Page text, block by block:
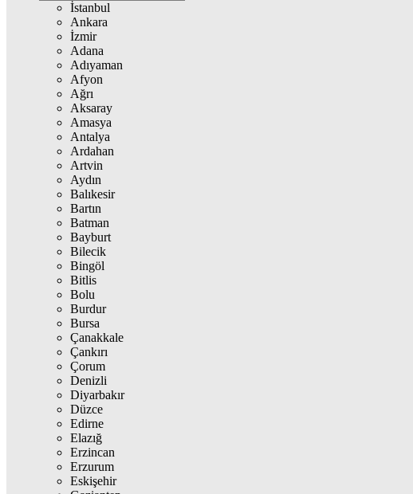
İstanbul
Ankara
İzmir
Adana
Adıyaman
Afyon
Ağrı
Aksaray
Amasya
Antalya
Ardahan
Artvin
Aydın
Balıkesir
Bartın
Batman
Bayburt
Bilecik
Bingöl
Bitlis
Bolu
Burdur
Bursa
Çanakkale
Çankırı
Çorum
Denizli
Diyarbakır
Düzce
Edirne
Elazığ
Erzincan
Erzurum
Eskişehir